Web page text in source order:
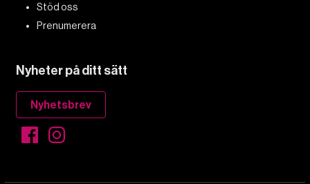
Stöd oss
Prenumerera
Nyheter på ditt sätt
Nyhetsbrev